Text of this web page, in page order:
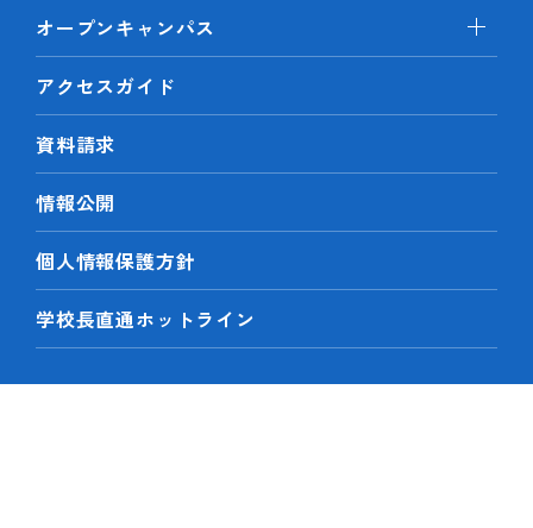
オープンキャンパス
アクセスガイド
資料請求
情報公開
個人情報保護方針
学校長直通ホットライン